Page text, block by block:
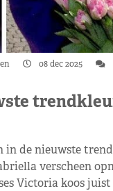
08 dec 2025
in de nieuwste
verscheen
Victoria koos